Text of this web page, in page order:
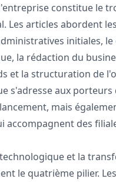
constitue le
Les articles abordent les
initiales, le
la rédaction du
et la structuration de
s'adresse aux
mais
accompagnent des
et la
le quatrième pilier. Les